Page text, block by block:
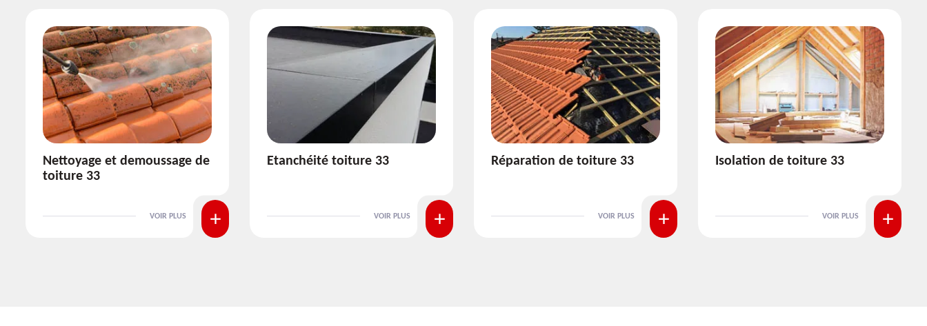
Etanchéité toiture 33
VOIR PLUS
Réparation de toiture 33
VOIR PLUS
Isolation de toiture 33
VOIR PLUS
Pose et nettoyage de
VOIR PLUS